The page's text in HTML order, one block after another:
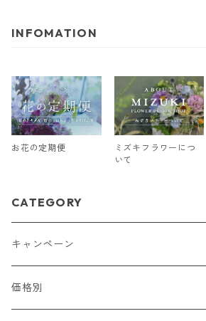
INFOMATION
お花の定期便
ミズキフラワーにつ
いて
CATEGORY
キャンペーン
価格別